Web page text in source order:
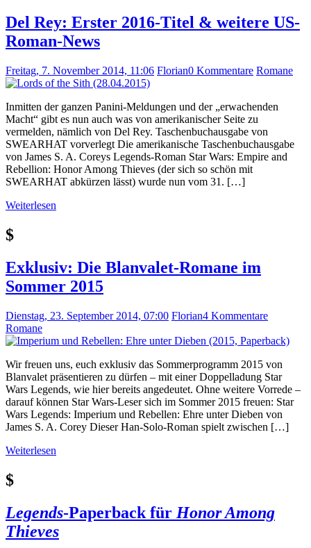
Del Rey: Erster 2016-Titel & weitere US-
Roman-News
Freitag, 7. November 2014, 11:06 Florian0 Kommentare Romane
Inmitten der ganzen Panini-Meldungen und der „erwachenden
Macht“ gibt es nun auch was von amerikanischer Seite zu
vermelden, nämlich von Del Rey. Taschenbuchausgabe von
SWEARHAT vorverlegt Die amerikanische Taschenbuchausgabe
von James S. A. Coreys Legends-Roman Star Wars: Empire and
Rebellion: Honor Among Thieves (der sich so schön mit
SWEARHAT abkürzen lässt) wurde nun vom 31. […]
Weiterlesen
$
Exklusiv: Die Blanvalet-Romane im
Sommer 2015
Dienstag, 23. September 2014, 07:00 Florian4 Kommentare
Romane
Wir freuen uns, euch exklusiv das Sommerprogramm 2015 von
Blanvalet präsentieren zu dürfen – mit einer Doppelladung Star
Wars Legends, wie hier bereits angedeutet. Ohne weitere Vorrede –
darauf können Star Wars-Leser sich im Sommer 2015 freuen: Star
Wars Legends: Imperium und Rebellen: Ehre unter Dieben von
James S. A. Corey Dieser Han-Solo-Roman spielt zwischen […]
Weiterlesen
$
Legends-Paperback für Honor Among
Thieves